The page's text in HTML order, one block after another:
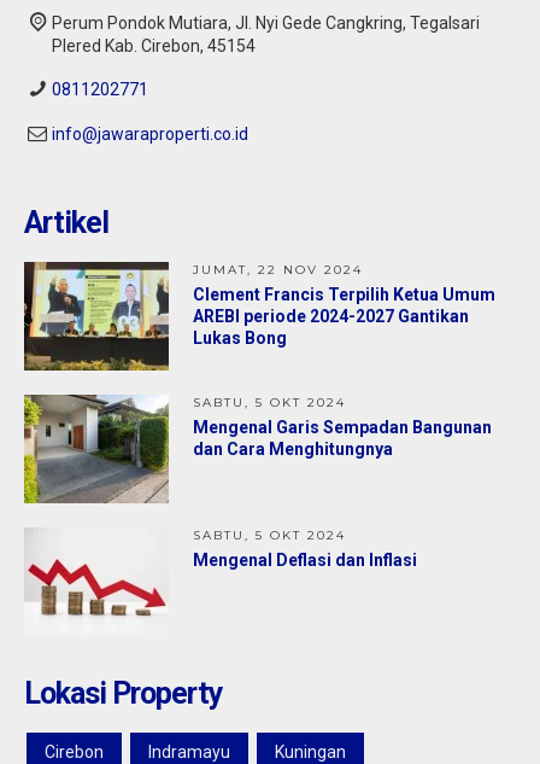
Perum Pondok Mutiara, Jl. Nyi Gede Cangkring, Tegalsari
Plered Kab. Cirebon, 45154
0811202771
info@jawaraproperti.co.id
Artikel
JUMAT, 22 NOV 2024
Clement Francis Terpilih Ketua Umum
AREBI periode 2024-2027 Gantikan
Lukas Bong
SABTU, 5 OKT 2024
Mengenal Garis Sempadan Bangunan
dan Cara Menghitungnya
SABTU, 5 OKT 2024
Mengenal Deflasi dan Inflasi
Lokasi Property
Cirebon Indramayu Kuningan